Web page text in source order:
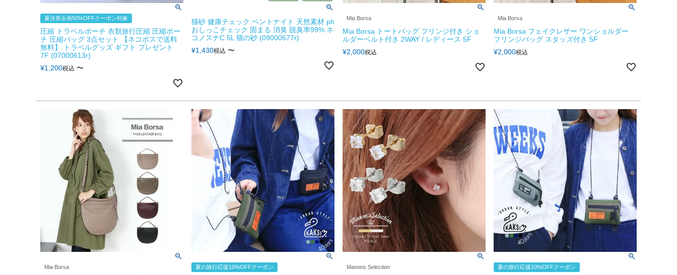
夏決算企画50%OFFクーポン対象
圧縮 トラベルポーチ 衣類旅行圧縮 圧縮ポー
チ 圧縮バッグ 3点セット 【ネコポスで送料
無料】 トラベルグッズ ギフト プレゼント
7F (07000613r)
¥1,200税込 〜
猫砂 健康チェック ベントナイト 天然素材 ph
おしっこチェック 固まる 消臭 脱臭率99% ネ
コノスナC 5L 猫の砂 (09000677r)
¥1,430税込 〜
Mia Borsa
Mia Borsa トートバッグ フリンジ付き ショ
ルダーベルト付き 2WAY / レディース 5F
¥2,000税込
Mia Borsa
Mia Borsa フェイクレザー ワンショルダー
フリンジバッグ スタッズ付き 5F
¥2,000税込
Mia Borsa 夏の旅行応援10%OFFクーポン Manons Selection 夏の旅行応援10%OFFクーポン